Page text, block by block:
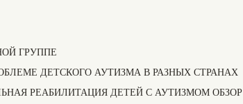
ГРУППЕ
ДЕТСКОГО АУТИЗМА В РАЗНЫХ СТРАНАХ
РЕАБИЛИТАЦИЯ ДЕТЕЙ С АУТИЗМОМ ОБЗОР